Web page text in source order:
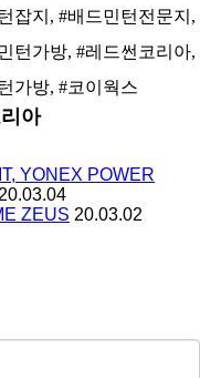
잡지, #배드민턴전문지,
턴가방, #레드썬코리아,
가방, #코이웍스
아
YONEX POWER
20.03.04
ZEUS 20.03.02